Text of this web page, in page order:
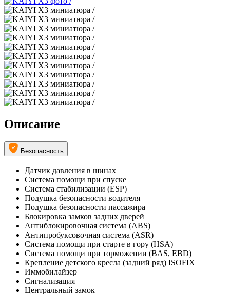
Описание
Безопасность
Датчик давления в шинах
Система помощи при спуске
Система стабилизации (ESP)
Подушка безопасности водителя
Подушка безопасности пассажира
Блокировка замков задних дверей
Антиблокировочная система (ABS)
Антипробуксовочная система (ASR)
Система помощи при старте в гору (HSA)
Система помощи при торможении (BAS, EBD)
Крепление детского кресла (задний ряд) ISOFIX
Иммобилайзер
Сигнализация
Центральный замок